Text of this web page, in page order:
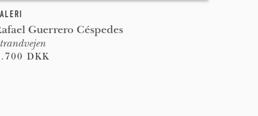
Guerrero Céspedes
DKK